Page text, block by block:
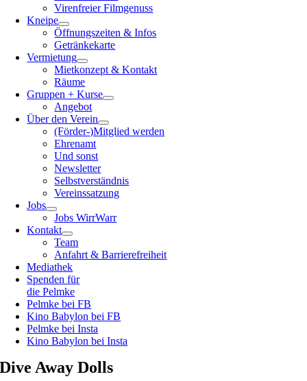
Virenfreier Filmgenuss
Kneipe
Öffnungszeiten & Infos
Getränkekarte
Vermietung
Mietkonzept & Kontakt
Räume
Gruppen + Kurse
Angebot
Über den Verein
(Förder-)Mitglied werden
Ehrenamt
Und sonst
Newsletter
Selbstverständnis
Vereinssatzung
Jobs
Jobs WirrWarr
Kontakt
Team
Anfahrt & Barrierefreiheit
Mediathek
Spenden für
die Pelmke
Pelmke bei FB
Kino Babylon bei FB
Pelmke bei Insta
Kino Babylon bei Insta
Dive Away Dolls